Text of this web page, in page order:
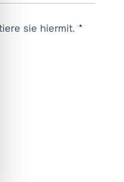
sie hiermit. *